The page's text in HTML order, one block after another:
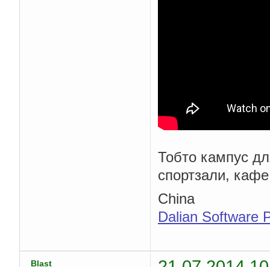
Тобто кампус
спортзали,
China
Dalian Software
Blast